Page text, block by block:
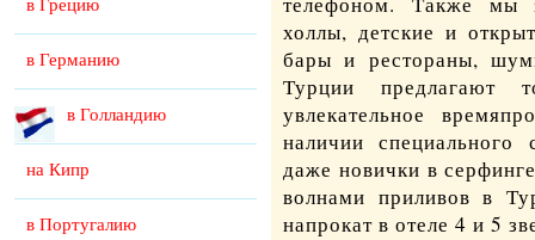
в Германию
в Голландию
на Кипр
в Португалию
холлы, детские и
бары и рестораны,
Турции предлагают
увлекательное
наличии специального
даже новички в
волнами приливов в
напрокат в отеле 4 и 5